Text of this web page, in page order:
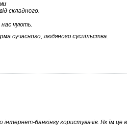
складного.
чують.
сучасного, людяного суспільства.
банкінгу користувачів. Як їм це